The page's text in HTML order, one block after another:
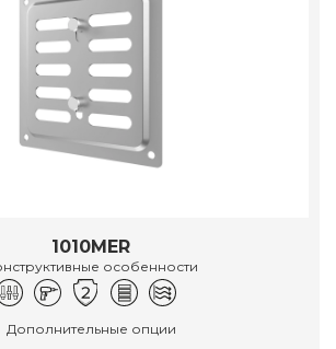
1010MER
особенности
Дополнительные опции